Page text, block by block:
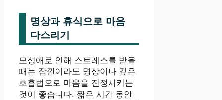
명상과 휴식으로 마음
다스리기
모성애로 인해 스트레스를 받을
때는 잠깐이라도 명상이나 깊은
호흡법으로 마음을 진정시키는
것이 좋습니다. 짧은 시간 동안